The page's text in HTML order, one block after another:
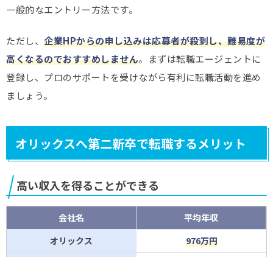
一般的なエントリー方法です。
ただし、 企業HPからの申し込みは応募者が殺到し、難易度が
高くなるのでおすすめしません。まずは転職エージェントに
登録し、プロのサポートを受けながら有利に転職活動を進め
ましょう。
オリックスへ第二新卒で転職するメリット
高い収入を得ることができる
会社名
平均年収
オリックス
976万円